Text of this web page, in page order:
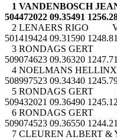
1 VANDENBOSCH
504472022 09.35491
2 LENAERS RIGO
501419424 09.31590
3 RONDAGS GERT
509074623 09.36320
4 NOELMANS
508997523 09.34340
5 RONDAGS GERT
509432021 09.36490
6 RONDAGS GERT
509074523 09.36550
7 CLEUREN ALBERT &